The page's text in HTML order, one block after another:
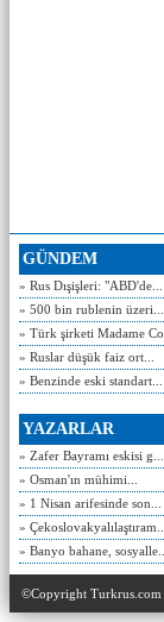
GÜNDEM
» Rus Dışişleri: "ABD'de...
» 500 bin rublenin üzeri...
» Türk şirketi Madame
» Ruslar düşük faiz ort...
» Benzinde eski standart...
YAZARLAR
» Zafer Bayramı eskisi g...
» Osman'ın mühimi...
» 1 Nisan arifesinde son...
» Çekoslovakyalılaştıram...
» Banyo bahane, sosyalle...
©Copyright Turkrus.com